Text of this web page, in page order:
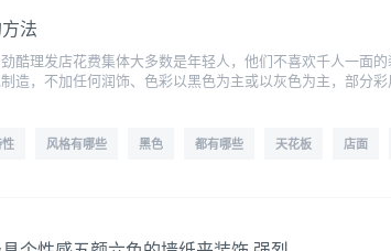
法
酷理发店花费集体大多数是年轻人，他们不喜欢千人一面
造，不加任何润饰、色彩以黑色为主或以灰色为主，部分
风格有哪些 黑色 都有哪些 天花板 店面